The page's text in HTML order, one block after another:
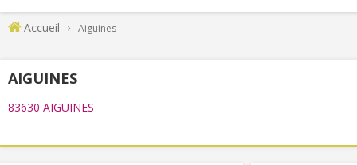
Accueil Aiguines
AIGUINES
83630 AIGUINES